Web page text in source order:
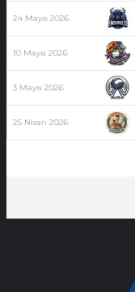
24 Mayıs 2026
10 Mayıs 2026
3 Mayıs 2026
25 Nisan 2026